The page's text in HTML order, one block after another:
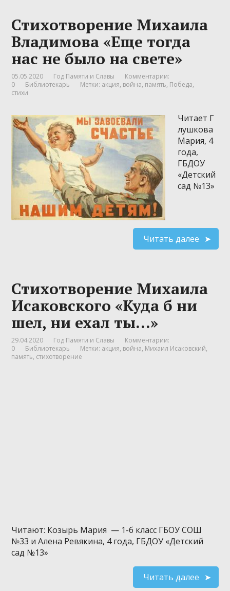
Стихотворение Михаила
Владимова «Еще тогда
нас не было на свете»
05.05.2020 Год Памяти и Славы
Комментарии:
0
Библиотекарь Метки: акция, война, память, Победа,
стихи
Читает Г
лушкова
Мария, 4
года,
ГБДОУ
«Детский
сад №13»
Читать далее
Стихотворение Михаила
Исаковского «Куда б ни
шел, ни ехал ты…»
29.04.2020 Год Памяти и Славы
Комментарии:
0
Библиотекарь Метки: акция, война, Михаил Исаковский,
память, стихотворение
Читают: Козырь Мария — 1-б класс ГБОУ СОШ
№33 и Алена Ревякина, 4 года, ГБДОУ «Детский
сад №13»
Читать далее